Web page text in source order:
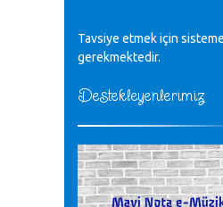
♪
sayın müfit bey
edi 6440 sayılı cso
Tavsiye etmek için
gerekmektedir.
Destekleyenlerimiz